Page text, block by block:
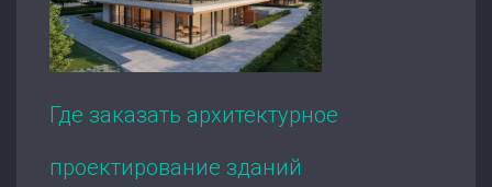
Где заказать архитектурное
проектирование зданий